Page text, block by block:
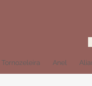
Tornozeleira Anel